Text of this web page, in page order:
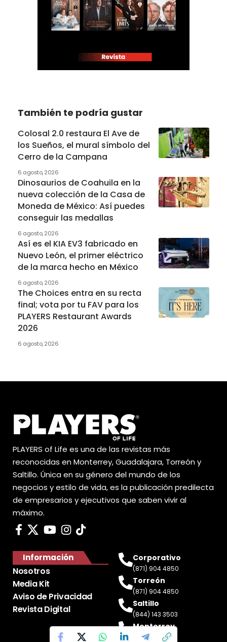
También te podría gustar
Colosal 2.0 restaura El Ave de
los Sueños, el mural símbolo del
Cerro de la Campana
6 agosto, 2026
Dinosaurios de Coahuila en la
nueva colección de la Casa de
Moneda de México: Así puedes
conseguir las medallas
6 agosto, 2026
Así es el KIA EV3 fabricado en
Nuevo León, el primer eléctrico
de la marca hecho en México
6 agosto, 2026
The Choices entra en su recta
final; vota por tu FAV para los
PLAYERS Restaurant Awards
2026
6 agosto, 2026
PLAYERS of Life es una de las revistas más
reconocidas en Monterrey, Guadalajara, Torreón y
Saltillo. Única en su género del mundo de los
negocios y estilo de vida, es la publicación predilecta
de empresarios y ejecutivos que saben vivir al
máximo.
Información
Nosotros
Media Kit
Aviso de Privacidad
Revista Digital
Corporativo
(871) 904 4850
Torreón
(871) 904 4850
Saltillo
(844) 143 3503
Monterrey
(81) 2188 0412